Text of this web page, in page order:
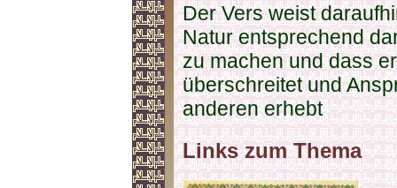
Der Vers weist
Natur entsprechend
zu machen und dass
überschreitet und
anderen erhebt
Links zum Thema